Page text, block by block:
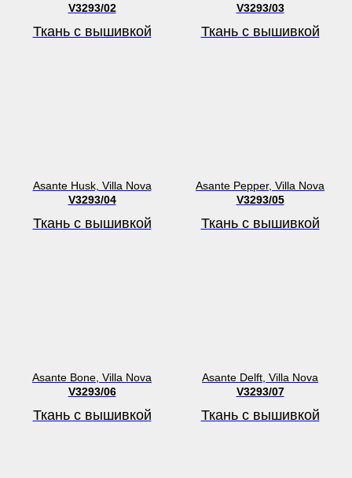
V3293/02
Ткань с вышивкой
V3293/03
Ткань с вышивкой
Asante Husk, Villa Nova
V3293/04
Ткань с вышивкой
Asante Pepper, Villa Nova
V3293/05
Ткань с вышивкой
Asante Bone, Villa Nova
V3293/06
Ткань с вышивкой
Asante Delft, Villa Nova
V3293/07
Ткань с вышивкой